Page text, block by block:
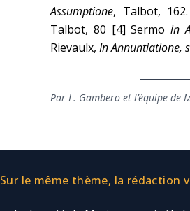
Assumptione, Talbot,
Talbot, 80 [4] Sermoin
Rievaulx, In Annuntiatione,
Par L. Gambero et l’équipe de
Sur le même thème, la rédaction